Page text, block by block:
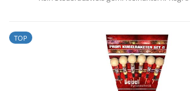
TOP